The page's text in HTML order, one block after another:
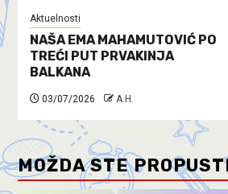
Aktuelnosti
NAŠA EMA MAHAMUTOVIĆ PO
TREĆI PUT PRVAKINJA
BALKANA
03/07/2026 A.H.
MOŽDA STE